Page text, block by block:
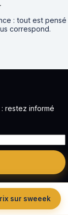
: tout est pensé
correspond.
restez informé
sur sweeek